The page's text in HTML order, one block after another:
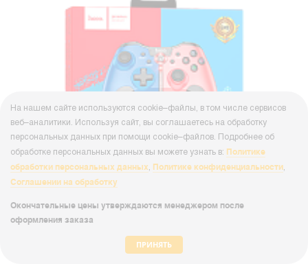
Геймпад беспроводной HOCO GM8 bluetooth красный
На нашем сайте используются cookie–файлы, в том числе сервисов
веб–аналитики. Используя сайт, вы соглашаетесь на обработку
персональных данных при помощи cookie–файлов. Подробнее об
обработке персональных данных вы можете узнать в: Политике
обработки персональных данных, Политике конфиденциальности,
Соглашении на обработку
Окончательные цены утверждаются менеджером после
оформления заказа
ПРИНЯТЬ